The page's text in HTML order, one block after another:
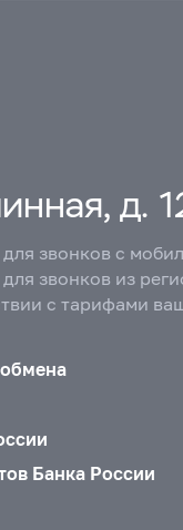
д.
звонков с
звонков из
с тарифами
Банка России